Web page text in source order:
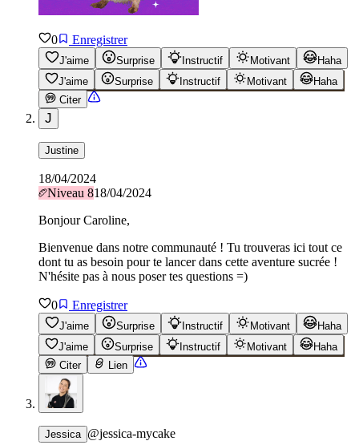
0 Enregistrer
J'aime Surprise Instructif Motivant
Haha
J'aime
Surprise Instructif Motivant
Haha
Citer
J
Justine
18/04/2024
Niveau 818/04/2024
Bonjour Caroline,
Bienvenue dans notre communauté ! Tu trouveras ici tout ce
dont tu as besoin pour te lancer dans cette aventure sucrée !
N'hésite pas à nous poser tes questions =)
0 Enregistrer
J'aime Surprise Instructif Motivant
Haha
J'aime
Surprise Instructif Motivant
Haha
Citer
Lien
Jessica @jessica-mycake